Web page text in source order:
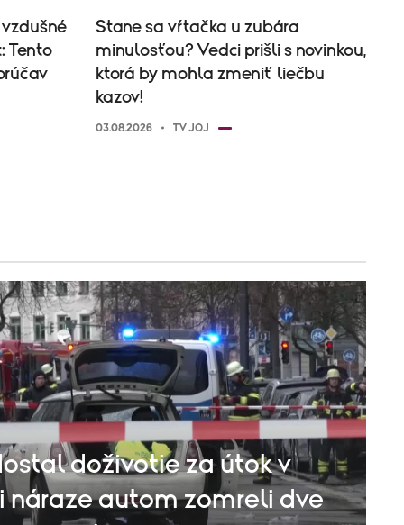
Tento
Stane sa vŕtačka u zubára
minulosťou? Vedci prišli s novinkou,
ktorá by mohla zmeniť liečbu
kazov!
03.08.2026 TV JOJ
doživotie za útok v
náraze autom zomreli dve